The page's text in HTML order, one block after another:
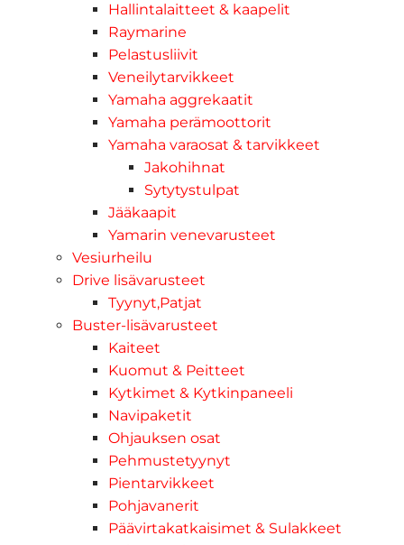
Hallintalaitteet & kaapelit
Raymarine
Pelastusliivit
Veneilytarvikkeet
Yamaha aggrekaatit
Yamaha perämoottorit
Yamaha varaosat & tarvikkeet
Jakohihnat
Sytytystulpat
Jääkaapit
Yamarin venevarusteet
Vesiurheilu
Drive lisävarusteet
Tyynyt,Patjat
Buster-lisävarusteet
Kaiteet
Kuomut & Peitteet
Kytkimet & Kytkinpaneeli
Navipaketit
Ohjauksen osat
Pehmustetyynyt
Pientarvikkeet
Pohjavanerit
Päävirtakatkaisimet & Sulakkeet